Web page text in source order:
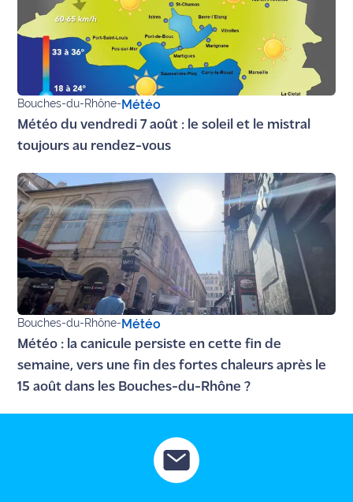
Bouches-du-Rhône-Météo
Météo du vendredi 7 août : le soleil et le mistral
toujours au rendez-vous
Bouches-du-Rhône-Météo
Météo : la canicule persiste en cette fin de
semaine, vers une fin des fortes chaleurs après le
15 août dans les Bouches-du-Rhône ?